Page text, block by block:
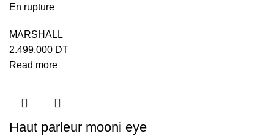
En rupture
MARSHALL
2.499,000 DT
Read more
Haut parleur mooni eye